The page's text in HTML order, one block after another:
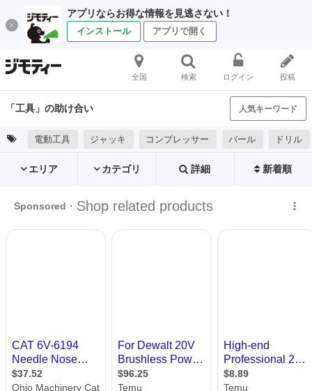
アプリならお得な情報を見逃さない！
インストール アプリで開く
全国 検索 ログイン 投稿
「工具」の助け合い 人気キーワード
電動工具 ジャッキ コンプレッサー バール ドリル
エリア カテゴリ 詳細 新着順